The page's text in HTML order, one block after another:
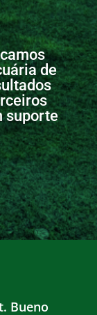
de
suporte
Bueno